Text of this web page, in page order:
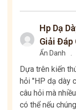
Hp Dạ
Giải Đáp
Ẩn Danh
Dựa trên kiến
hỏi "HP dạ dày
câu hỏi mà
có thể nếu